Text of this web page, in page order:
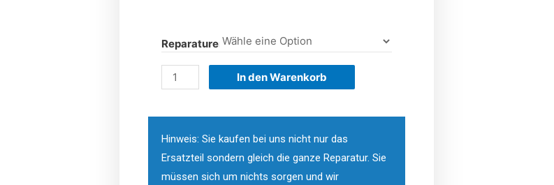
Reparaturen
In den Warenkorb
Hinweis: Sie kaufen bei uns nicht nur das
Ersatzteil sondern gleich die ganze Reparatur. Sie
müssen sich um nichts sorgen und wir